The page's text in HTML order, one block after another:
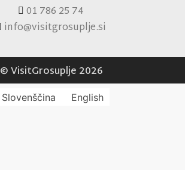
01 786 25 74
info@visitgrosuplje.si
© VisitGrosuplje 2026
Slovenščina English